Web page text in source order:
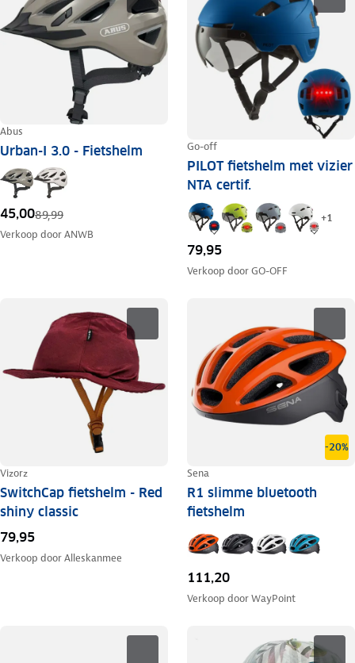
Abus
Urban-I 3.0 - Fietshelm
45,0089,99
Verkoop doorANWB
Go-off
PILOT fietshelm met vizier
NTA certif.
+1
79,95
Verkoop doorGO-OFF
Vizorz
SwitchCap fietshelm - Red
shiny classic
79,95
Verkoop doorAlleskanmee
-20%
Sena
R1 slimme bluetooth
fietshelm
111,20
Verkoop doorWayPoint